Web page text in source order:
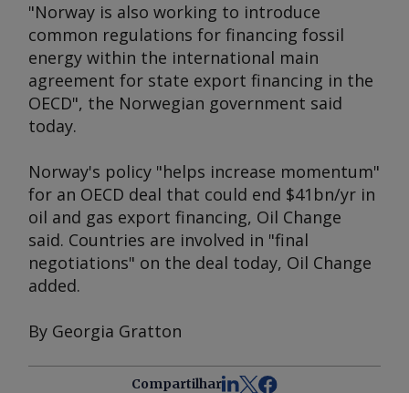
"Norway is also working to introduce
common regulations for financing fossil
energy within the international main
agreement for state export financing in the
OECD", the Norwegian government said
today.
Norway's policy "helps increase momentum"
for an OECD deal that could end $41bn/yr in
oil and gas export financing, Oil Change
said. Countries are involved in "final
negotiations" on the deal today, Oil Change
added.
By Georgia Gratton
Compartilhar